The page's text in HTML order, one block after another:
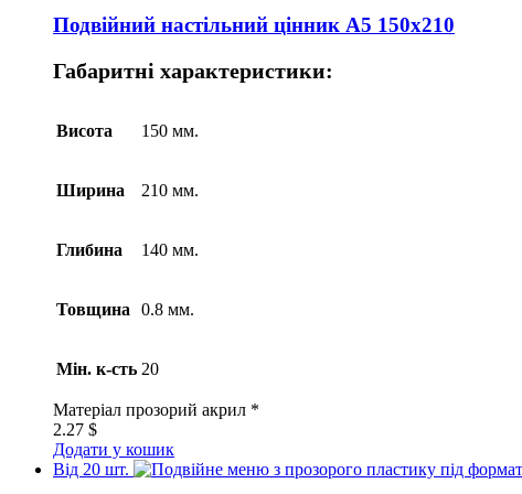
Подвійний настільний цінник А5 150х210
Габаритні характеристики:
Висота 150 мм.
Ширина 210 мм.
Глибина 140 мм.
Товщина 0.8 мм.
Мін. к-сть 20
Матеріал прозорий акрил *
2.27 $
Додати у кошик
Від 20 шт.